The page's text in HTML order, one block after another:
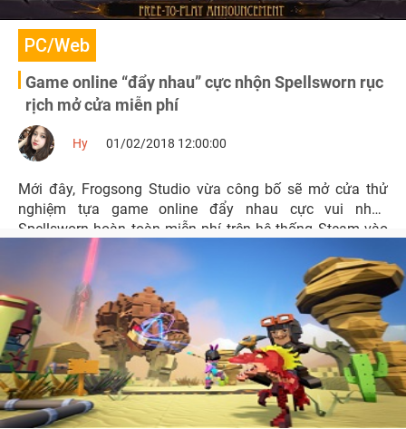
PC/Web
Game online “đẩy nhau” cực nhộn Spellsworn rục
rịch mở cửa miễn phí
Hy 01/02/2018 12:00:00
Mới đây, Frogsong Studio vừa công bố sẽ mở cửa thử
nghiệm tựa game online đẩy nhau cực vui nhộn
Spellsworn hoàn toàn miễn phí trên hệ thống Steam vào
tháng 3 sắp tới.